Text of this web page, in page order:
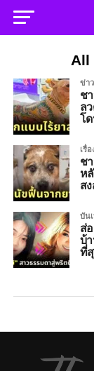
All
ข่า
ช
ล
โ
เรื่
ช
ห
ส
บัน
ส่
บ้
ที่